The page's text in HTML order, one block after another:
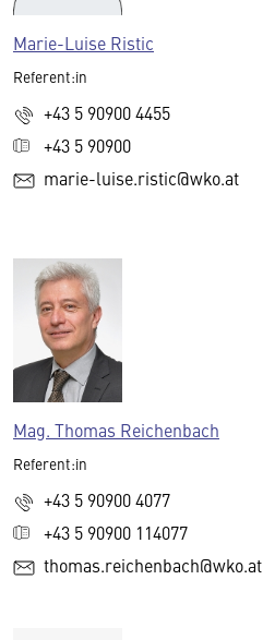
Marie-Luise Ristic
Referent:in
+43 5 90900 4455
+43 5 90900
marie-luise.ristic@wko.at
Mag. Thomas Reichenbach
Referent:in
+43 5 90900 4077
+43 5 90900 114077
thomas.reichenbach@wko.at